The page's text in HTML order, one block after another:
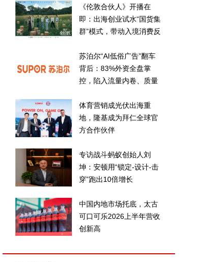
《伦敦合伙人》开播在
即：出海创业试水“国货集
群”模式，带动入境消费反
苏泊尔“AI低俗广告”翻车
背后：83%外资全盘掌
控，陷入流量内卷、质量
体育营销成光伏出海重
地，隆基成为拜仁全球官
方合作伙伴
专访战斗蚂蚁创始人刘
坤：安顿用“锁定-设计-击
穿”跑出10倍增长
中国内地市场托底，太古
可口可乐2026上半年营收
创新高